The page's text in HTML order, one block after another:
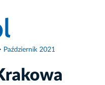
Październik 2021